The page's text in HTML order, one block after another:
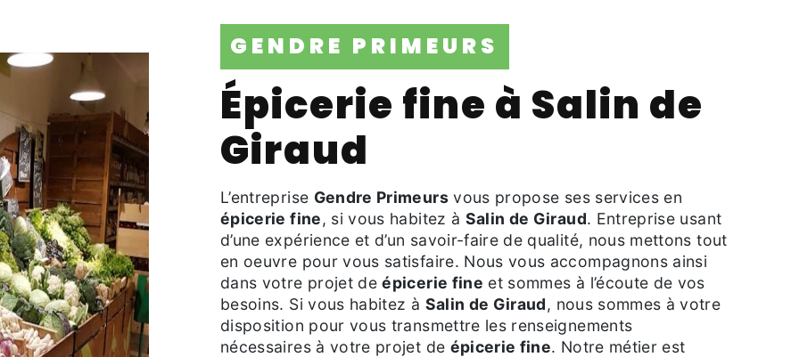
GENDRE PRIMEURS
épicerie fine à Salin de
Giraud
L’entreprise Gendre Primeursvous propose ses services en
épicerie fine, si vous habitez à Salin de Giraud. Entreprise usant
d’une expérience et d’un savoir-faire de qualité, nous mettons tout
en oeuvre pour vous satisfaire. Nous vous accompagnons ainsi
dans votre projet deépicerie fine et sommes à l’écoute de vos
besoins. Si vous habitez à Salin de Giraud, nous sommes à votre
disposition pour vous transmettre les renseignements
nécessaires à votre projet de épicerie fine. Notre métier est